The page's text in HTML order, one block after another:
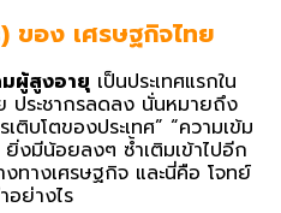
ของ เศรษฐกิจไทย
มผู้สูงอายุ เป็นประเทศแรกใน
ประชากรลดลง นั่นหมายถึง
ติบโตของประเทศ” “ความเข้ม
งมีน้อยลงๆ ซ้ำเติมเข้าไปอีก
ทางเศรษฐกิจ และนี่คือ โจทย์
อย่างไร